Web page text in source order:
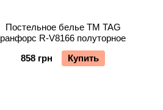
Постельное белье TM TAG
ранфорс R-V8166 полуторное
858 грн
Купить